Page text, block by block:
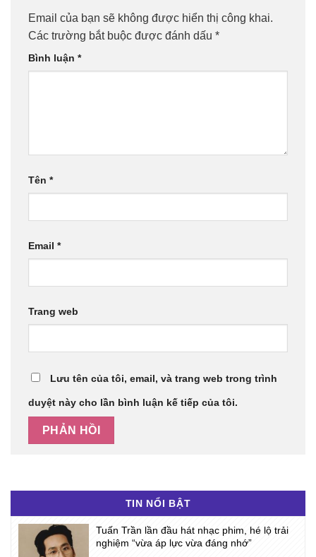
Email của bạn sẽ không được hiển thị công khai.
Các trường bắt buộc được đánh dấu *
Bình luận *
Tên *
Email *
Trang web
Lưu tên của tôi, email, và trang web trong trình
duyệt này cho lần bình luận kế tiếp của tôi.
TIN NỔI BẬT
Tuấn Trần lần đầu hát nhạc phim, hé lộ trải
nghiệm “vừa áp lực vừa đáng nhớ”